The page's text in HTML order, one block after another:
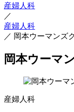
産婦人科
／
産婦人科
／ 岡本ウーマンズ
岡本ウーマ
産婦人科